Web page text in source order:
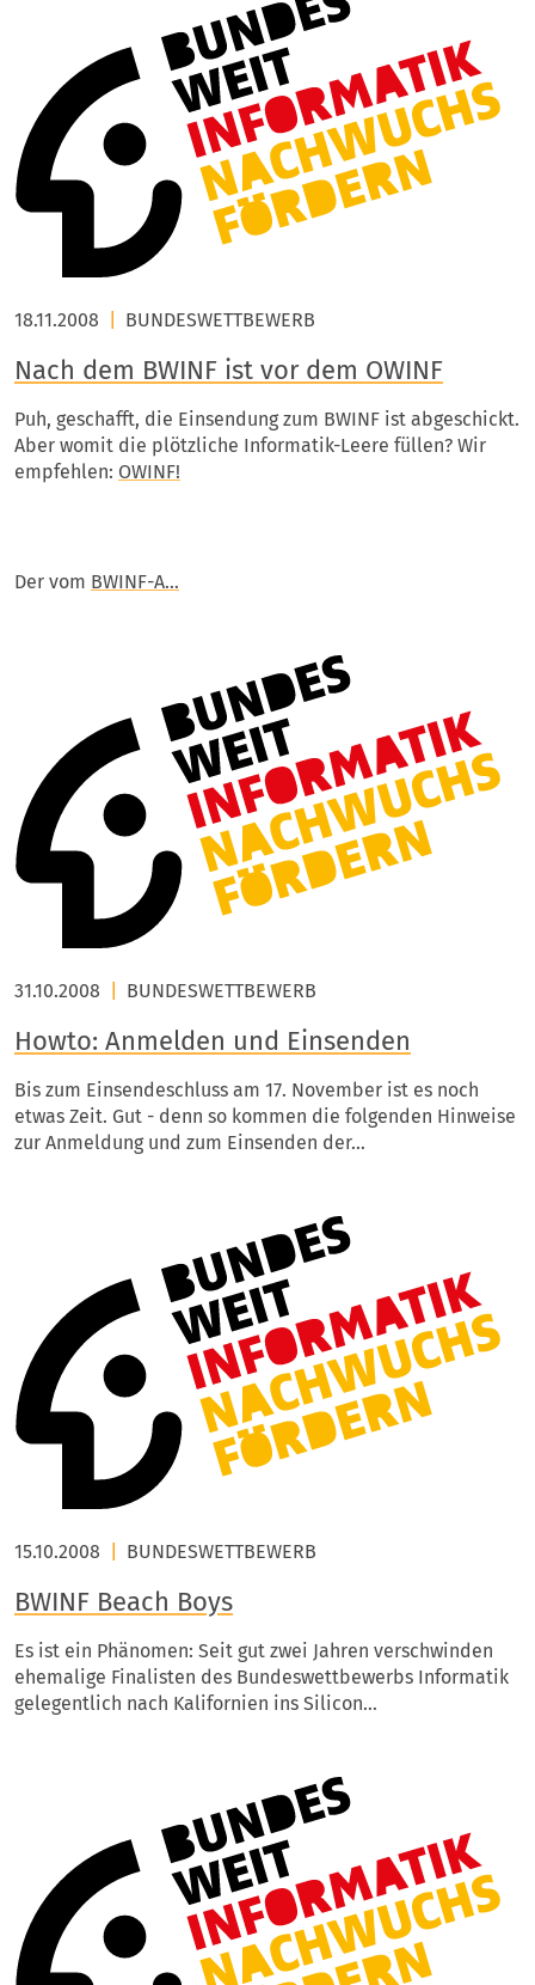
18.11.2008 BUNDESWETTBEWERB
Nach dem BWINF ist vor dem OWINF
Puh, geschafft, die Einsendung zum BWINF ist abgeschickt.
Aber womit die plötzliche Informatik-Leere füllen? Wir
empfehlen: OWINF!
Der vom BWINF-A…
31.10.2008 BUNDESWETTBEWERB
Howto: Anmelden und Einsenden
Bis zum Einsendeschluss am 17. November ist es noch
etwas Zeit. Gut - denn so kommen die folgenden Hinweise
zur Anmeldung und zum Einsenden der…
15.10.2008 BUNDESWETTBEWERB
BWINF Beach Boys
Es ist ein Phänomen: Seit gut zwei Jahren verschwinden
ehemalige Finalisten des Bundeswettbewerbs Informatik
gelegentlich nach Kalifornien ins Silicon…